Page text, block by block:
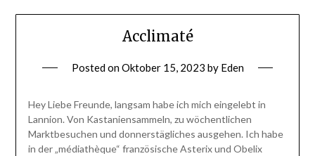
Acclimaté
Posted onOktober 15, 2023 by Eden
Hey Liebe Freunde, langsam habe ich mich eingelebt in
Lannion. Von Kastaniensammeln, zu wöchentlichen
Marktbesuchen und donnerstägliches ausgehen. Ich habe
in der „médiathèque“ französische Asterix und Obelix